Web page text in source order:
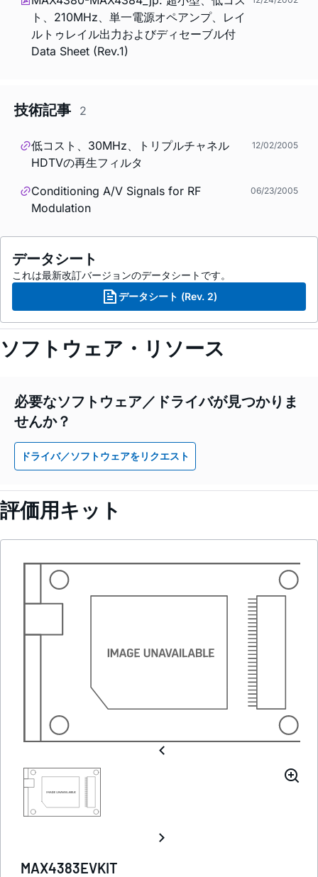
ト、210MHz、単一電源オペアンプ、レイ
ルトゥレイル出力およびディセーブル付
Data Sheet (Rev.1)
技術記事 2
低コスト、30MHz、トリプルチャネル
HDTVの再生フィルタ
12/02/2005
Conditioning A/V Signals for RF
Modulation
06/23/2005
データシート
これは最新改訂バージョンのデータシートです。
データシート (Rev. 2)
ソフトウェア・リソース
必要なソフトウェア／ドライバが見つかりま
せんか？
ドライバ／ソフトウェアをリクエスト
評価用キット
MAX4383EVKIT